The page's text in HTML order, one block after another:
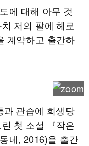
에 대해 아무 것
저의 팔에 헤로
계약하고 출간하
과 관습에 희생당
첫 소설 『작은
네, 2016)을 출간